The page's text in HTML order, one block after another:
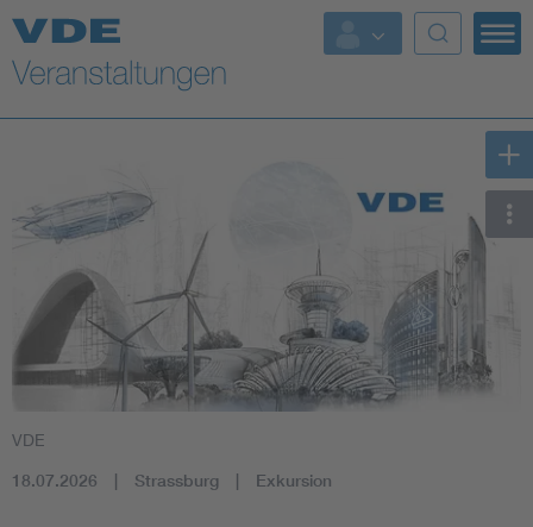
Top Themen
Fokusthemen
Energy
AI & Digital Trust
Health
Mobility
VDE
18.07.2026 Strassburg Exkursion